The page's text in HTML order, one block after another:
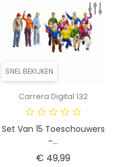
SNEL BEKIJKEN
Carrera Digital 132
Set Van 15 Toeschouwers
-...
€ 49,99Prijs